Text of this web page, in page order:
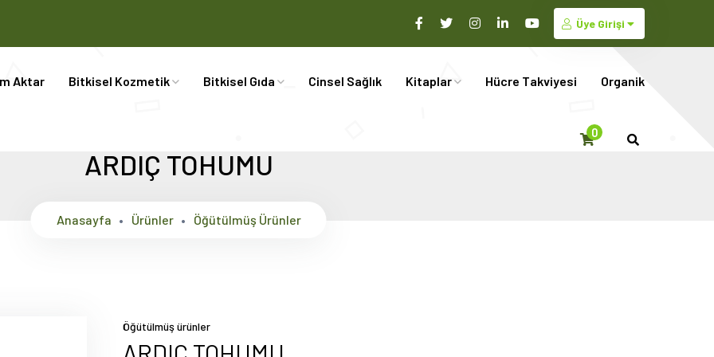
Üye Girişi
Aktar Bitkisel Kozmetik Bitkisel Gıda Cinsel Sağlık Kitaplar Hücre Takviyesi Organik
0
ARDIÇ TOHUMU
Anasayfa Ürünler Öğütülmüş Ürünler
Öğütülmüş ürünler